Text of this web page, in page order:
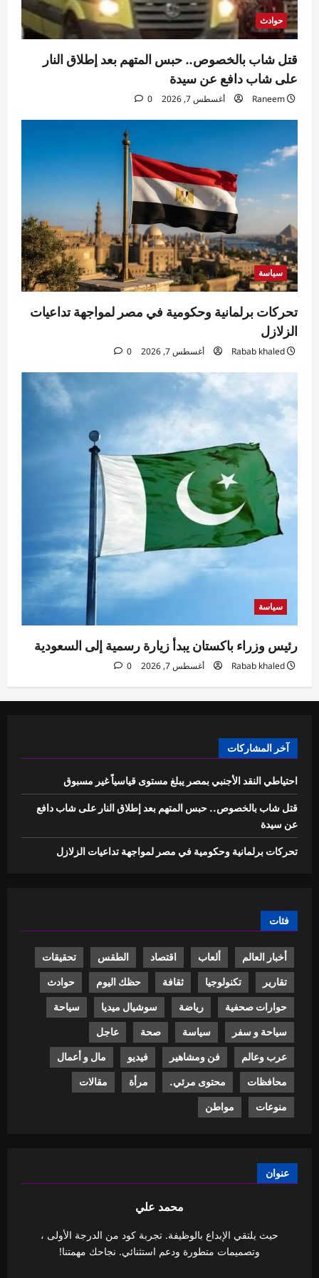
5
Eman Sherif
أغسطس 7, 2026
حوادث
قتل شاب بالخصوص.. حبس المتهم بعد إطلاق النار
على شاب دافع عن سيدة
Raneem أغسطس 7, 2026 0
سياسة
تحركات برلمانية وحكومية في مصر لمواجهة تداعيات
الزلازل
Rabab khaled أغسطس 7, 2026 0
سياسة
رئيس وزراء باكستان يبدأ زيارة رسمية إلى السعودية
Rabab khaled أغسطس 7, 2026 0
آخر المشاركات
احتياطي النقد الأجنبي بمصر يبلغ مستوى قياسياً غير مسبوق
قتل شاب بالخصوص.. حبس المتهم بعد إطلاق النار على شاب دافع
عن سيدة
تحركات برلمانية وحكومية في مصر لمواجهة تداعيات الزلازل
فئات
أخبار العالم ألعاب اقتصاد الطقس تحقيقات
تقارير تكنولوجيا ثقافة حظك اليوم حوادث
حوارات صحفية رياضة سوشيال ميديا سياحة
سياحة و سفر سياسة صحة عاجل
عرب وعالم فن ومشاهير فيديو مال و أعمال
محافظات محتوى مرئي. مرأة مقالات
منوعات مواطن
عنوان
محمد علي
حيث يلتقي الإبداع بالوظيفة. تجربة كود من الدرجة الأولى ،
وتصميمات متطورة ودعم استثنائي. نجاحك مهمتنا!